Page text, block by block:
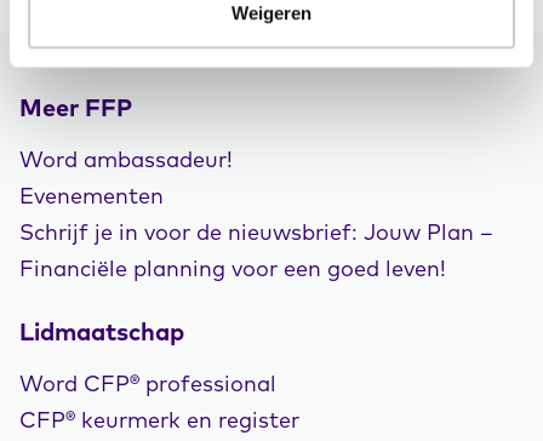
Weigeren
Meer FFP
Word ambassadeur!
Evenementen
Schrijf je in voor de nieuwsbrief: Jouw Plan –
Financiële planning voor een goed leven!
Lidmaatschap
Word CFP® professional
CFP® keurmerk en register